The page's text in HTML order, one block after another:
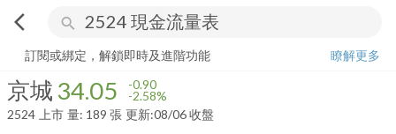
arrow_back_ios search
京城 34.05-2.58%
訂閱或綁定，解鎖即時及進階功能
瞭解更多
京城 34.05 -0.90
-2.58%
2524 上市 量: 189 張 更新:08/06 收盤